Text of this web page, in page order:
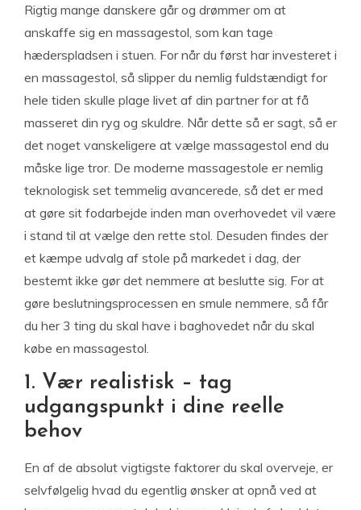
Rigtig mange danskere går og drømmer om at
anskaffe sig en massagestol, som kan tage
hæderspladsen i stuen. For når du først har investeret i
en massagestol, så slipper du nemlig fuldstændigt for
hele tiden skulle plage livet af din partner for at få
masseret din ryg og skuldre. Når dette så er sagt, så er
det noget vanskeligere at vælge massagestol end du
måske lige tror. De moderne massagestole er nemlig
teknologisk set temmelig avancerede, så det er med
at gøre sit fodarbejde inden man overhovedet vil være
i stand til at vælge den rette stol. Desuden findes der
et kæmpe udvalg af stole på markedet i dag, der
bestemt ikke gør det nemmere at beslutte sig. For at
gøre beslutningsprocessen en smule nemmere, så får
du her 3 ting du skal have i baghovedet når du skal
købe en massagestol.
1. Vær realistisk – tag
udgangspunkt i dine reelle
behov
En af de absolut vigtigste faktorer du skal overveje, er
selvfølgelig hvad du egentlig ønsker at opnå ved at